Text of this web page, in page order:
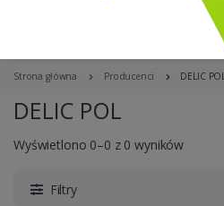
Strona główna Producenci DELIC POL
DELIC POL
Wyświetlono 0–0 z 0 wyników
Filtry